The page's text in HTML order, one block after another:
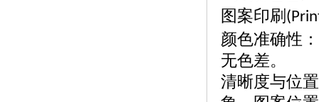
图案印刷
颜色准确性
无色差。
清晰度与位